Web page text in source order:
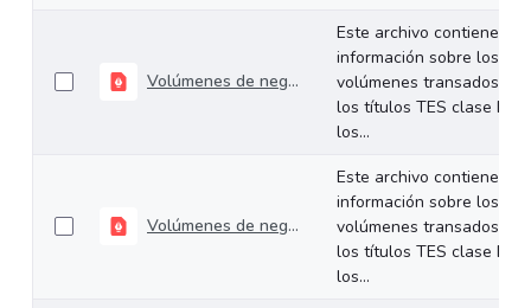
Volúmenes de negociación del 14 al 17 de julio de 2026
Este archivo contiene
información sobre los
volúmenes transados de
los títulos TES clase B en
los...
Volúmenes de negociación del 06 al 10 de julio de 2026
Este archivo contiene
información sobre los
volúmenes transados de
los títulos TES clase B en
los...